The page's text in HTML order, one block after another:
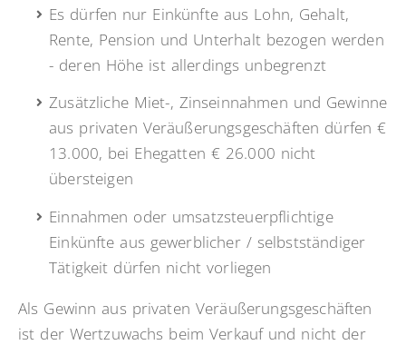
Es dürfen nur Einkünfte aus Lohn, Gehalt,
Rente, Pension und Unterhalt bezogen werden
- deren Höhe ist allerdings unbegrenzt
Zusätzliche Miet-, Zinseinnahmen und Gewinne
aus privaten Veräußerungsgeschäften dürfen €
13.000, bei Ehegatten € 26.000 nicht
übersteigen
Einnahmen oder umsatzsteuerpflichtige
Einkünfte aus gewerblicher / selbstständiger
Tätigkeit dürfen nicht vorliegen
Als Gewinn aus privaten Veräußerungsgeschäften
ist der Wertzuwachs beim Verkauf und nicht der